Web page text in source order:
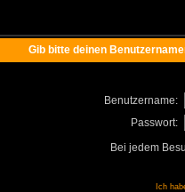
Gib bitte deinen
Benutzername:
Passwort:
Bei jedem
Ich